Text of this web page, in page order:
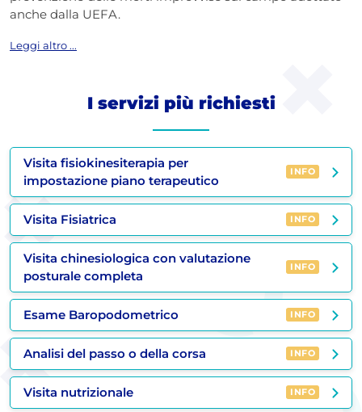
anche dalla UEFA.
Leggi altro ...
I servizi più richiesti
Visita fisiokinesiterapia per
impostazione piano terapeutico
INFO
Visita Fisiatrica INFO
Visita chinesiologica con valutazione
posturale completa
INFO
Esame Baropodometrico INFO
Analisi del passo o della corsa INFO
Visita nutrizionale INFO